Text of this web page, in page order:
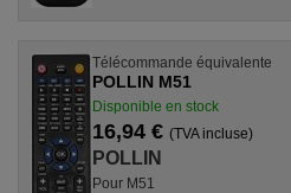
Télécommande équivalente
POLLIN M51
Disponible en stock
16,94 € (TVA incluse)
POLLIN
Pour M51